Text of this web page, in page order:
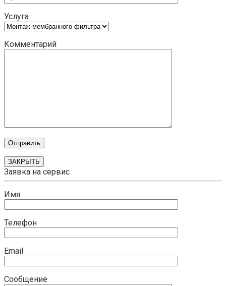
Услуга
Комментарий
ЗАКРЫТЬ
Заявка на сервис
Имя
Телефон
Email
Сообщение